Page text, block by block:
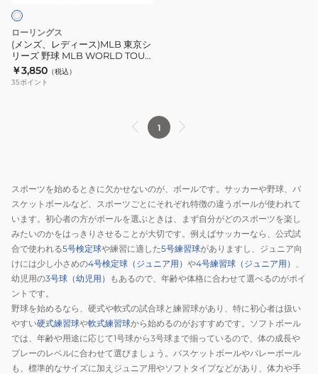
鈴
木
誠
也
選
ボ
ー
ル
9426504
LPBBWTT5SS27
ル
キ
ブ
R00710003-
WSBB24DL-
R
東
京
シ
リ
ー
TOKYO
SERIES
今
永
昇
太
選
手
レ
プ
リ
ローリングス
(メンズ、レディース)MLB 東京シ
リーズ 野球 MLB WORLD TOUR
TOKYO SERIES 今永昇太選手 レ
プリカボール 9426352
LPBBWTT5SI18
￥3,850 （税込）
35ポイント
1
スポーツを始めるときに欠かせないのが、ボールです。サッカーや野球、バ
スケットボールなど、スポーツごとにそれぞれ特徴の違うボールが使われて
います。初心者の方がボールを選ぶときは、まず自分がどのスポーツを楽し
みたいのかをはっきりさせることが大切です。例えばサッカーなら、公式試
合で使われる5号検定球や練習に適した5号練習球がありますし、ジュニア向
けには少し小さめの4号検定球（ジュニア用） や4号練習球（ジュニア用） 、
幼児用の3号球（幼児用） もあるので、年齢や体格に合わせて選べるのがポイ
ントです。
野球を始めるなら、硬式や軟式の試合球と練習球があり、特に初心者は扱い
やすい硬式練習球や軟式練習球から始めるのがおすすめです。ソフトボール
では、年齢や用途に応じて1号球から3号球まで揃っているので、体の成長や
プレーのレベルに合わせて選びましょう。バスケットボールやバレーボール
も、標準的なサイズに加えジュニア用やソフトタイプなどがあり、体力や手